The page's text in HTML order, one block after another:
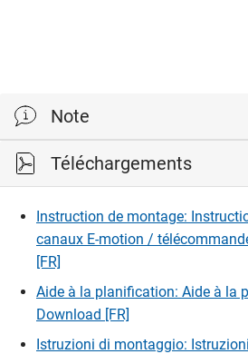
Note
Fonction mémoire lors de
tension ou le débranchement du
Le degré de luminosité sont
Téléchargements
Instruction de montage:
canaux E-motion /
[FR]
Aide à la planification: Aide à la
Download [FR]
Istruzioni di montaggio: